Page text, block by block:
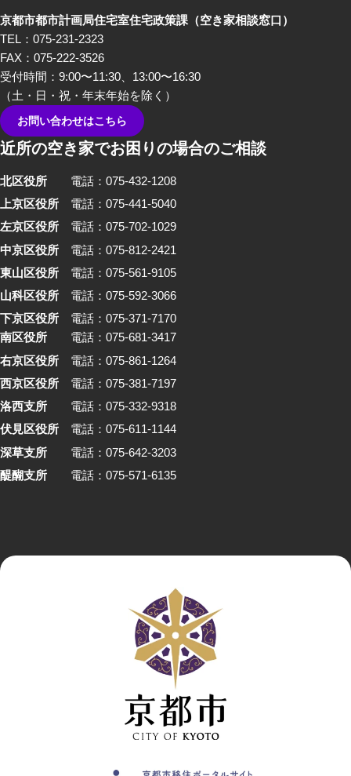
京都市都市計画局住宅室住宅政策課 （空き家相談窓口）
TEL：075-231-2323
FAX：075-222-3526
受付時間：9:00〜11:30、13:00〜16:30
（土・日・祝・年末年始を除く）
お問い合わせはこちら
近所の空き家でお困りの場合のご相談
北区役所
電話：075-432-1208
上京区役所
電話：075-441-5040
左京区役所
電話：075-702-1029
中京区役所
電話：075-812-2421
東山区役所
電話：075-561-9105
山科区役所
電話：075-592-3066
下京区役所
電話：075-371-7170
南区役所
電話：075-681-3417
右京区役所
電話：075-861-1264
西京区役所
電話：075-381-7197
洛西支所
電話：075-332-9318
伏見区役所
電話：075-611-1144
深草支所
電話：075-642-3203
醍醐支所
電話：075-571-6135